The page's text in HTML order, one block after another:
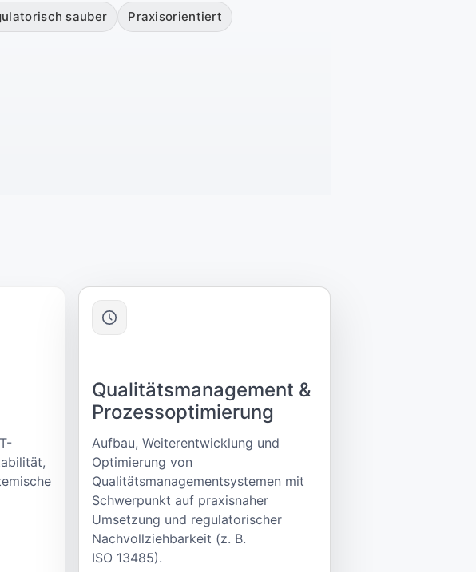
sauber Praxisorientiert
Qualitätsmanagement &
Prozessoptimierung
Aufbau, Weiterentwicklung und
Optimierung von
Qualitätsmanagementsystemen mit
Schwerpunkt auf praxisnaher
Umsetzung und regulatorischer
Nachvollziehbarkeit (z. B.
ISO 13485).